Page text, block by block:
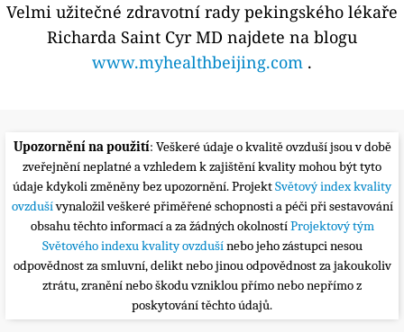
Velmi užitečné zdravotní rady pekingského lékaře
Richarda Saint Cyr MD najdete na blogu
www.myhealthbeijing.com .
Upozornění na použití: Veškeré údaje o kvalitě ovzduší jsou v době
zveřejnění neplatné a vzhledem k zajištění kvality mohou být tyto
údaje kdykoli změněny bez upozornění. ProjektSvětový index kvality
ovzdušívynaložil veškeré přiměřené schopnosti a péči při sestavování
obsahu těchto informací a za žádných okolnostíProjektový tým
Světového indexu kvality ovzdušínebo jeho zástupci nesou
odpovědnost za smluvní, delikt nebo jinou odpovědnost za jakoukoliv
ztrátu, zranění nebo škodu vzniklou přímo nebo nepřímo z
poskytování těchto údajů.